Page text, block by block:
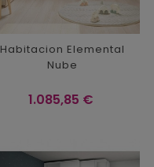
Habitacion Elemental
Nube
Precio
1.085,85 €